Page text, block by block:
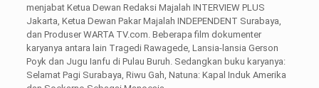
menjabat Ketua Dewan Redaksi Majalah INTERVIEW PLUS
Jakarta, Ketua Dewan Pakar Majalah INDEPENDENT Surabaya,
dan Produser WARTA TV.com. Beberapa film dokumenter
karyanya antara lain Tragedi Rawagede, Lansia-lansia Gerson
Poyk dan Jugu Ianfu di Pulau Buruh. Sedangkan buku karyanya:
Selamat Pagi Surabaya, Riwu Gah, Natuna: Kapal Induk Amerika